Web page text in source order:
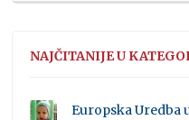
NAJČITANIJE U
Europska Uredba